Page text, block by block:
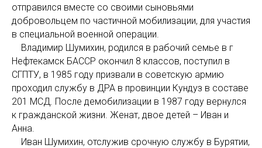
отправился вместе со своими сыновьями
добровольцем по частичной мобилизации, для участия
в специальной военной операции.
Владимир Шумихин, родился в рабочий семье в г
Нефтекамск БАССР окончил 8 классов, поступил в
СГПТУ, в 1985 году призвали в советскую армию
проходил службу в ДРА в провинции Кундуз в составе
201 МСД. После демобилизации в 1987 году вернулся
к гражданской жизни. Женат, двое детей – Иван и
Анна.
Иван Шумихин, отслужив срочную службу в Бурятии,